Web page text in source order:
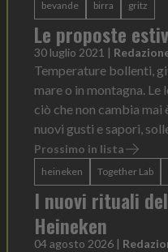
bevande birra gritz
Le proposte
30 luglio 2021 |
Temperature bollenti,
mare o in montagna. Le
ciò che non cambia
nuovi gusti e sapori,
Prossimo in lista
heineken Together Lab
I nuovi rituali
Heineken
04 agosto 2026 |